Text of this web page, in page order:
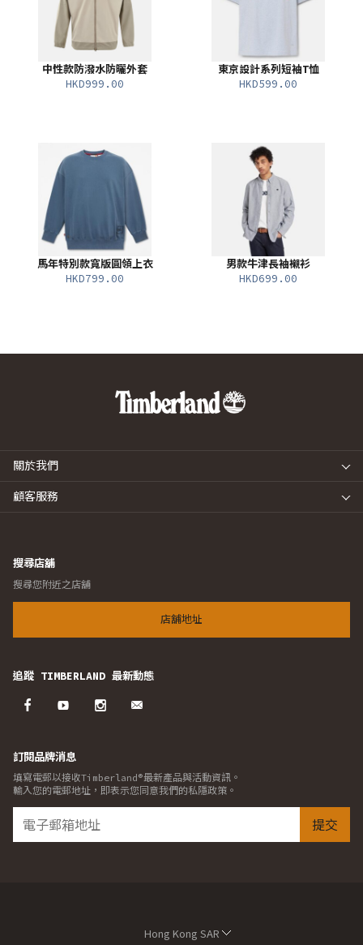
中性款防潑水防曬外套
HKD999.00
東京設計系列短袖T恤
HKD599.00
馬年特別款寬版圓領上衣
HKD799.00
男款牛津長袖襯衫
HKD699.00
關於我們
顧客服務
搜尋店舖
搜尋您附近之店舖
店舖地址
追蹤 TIMBERLAND 最新動態
訂閱品牌消息
填寫電郵以接收Timberland®最新產品與活動資訊。
輸入您的電郵地址，即表示您同意我們的私隱政策。
提交
Hong Kong SAR